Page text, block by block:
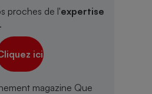
proches de l'expertise
.
ici